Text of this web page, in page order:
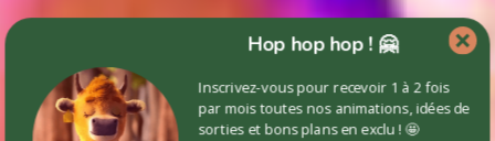
Inscrivez-vous pour recevoir 1 à 2 fois
par mois toutes nos animations, idées de
sorties et bons plans en exclu ! 🤩
Hop hop hop ! 🤗